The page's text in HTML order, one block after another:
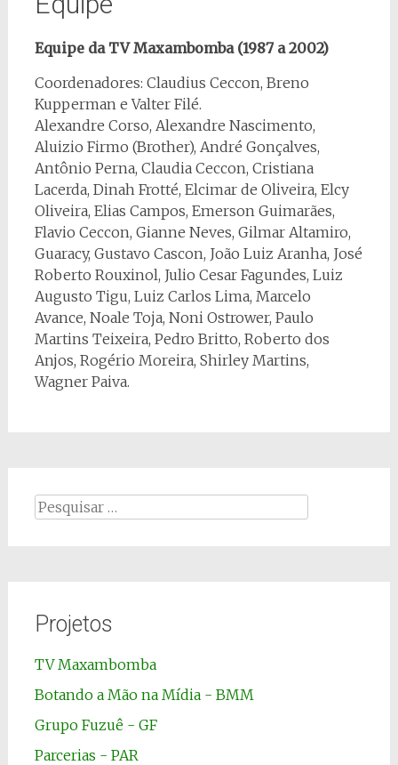
Equipe da TV Maxambomba (1987 a 2002)
Coordenadores: Claudius Ceccon, Breno
Kupperman e Valter Filé.
Alexandre Corso, Alexandre Nascimento,
Aluizio Firmo (Brother), André Gonçalves,
Antônio Perna, Claudia Ceccon, Cristiana
Lacerda, Dinah Frotté, Elcimar de Oliveira, Elcy
Oliveira, Elias Campos, Emerson Guimarães,
Flavio Ceccon, Gianne Neves, Gilmar Altamiro,
Guaracy, Gustavo Cascon, João Luiz Aranha, José
Roberto Rouxinol, Julio Cesar Fagundes, Luiz
Augusto Tigu, Luiz Carlos Lima, Marcelo
Avance, Noale Toja, Noni Ostrower, Paulo
Martins Teixeira, Pedro Britto, Roberto dos
Anjos, Rogério Moreira, Shirley Martins,
Wagner Paiva.
Pesquisar
por:
Projetos
TV Maxambomba
Botando a Mão na Mídia - BMM
Grupo Fuzuê - GF
Parcerias - PAR